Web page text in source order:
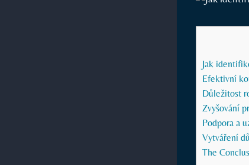
Jak​
Efektivní
Důležitost
Zvyšování
Podpora a
Vytváření
The